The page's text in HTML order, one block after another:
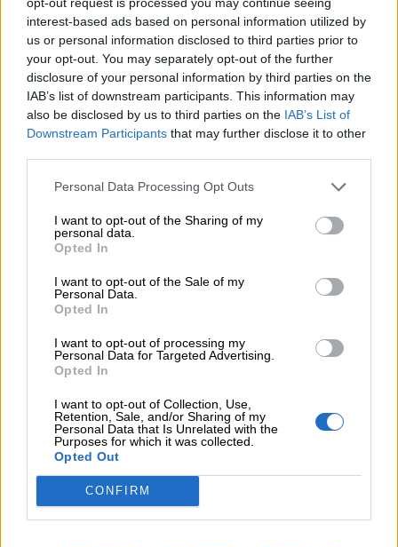
interest-based ads based on personal information utilized by
us or personal information disclosed to third parties prior to
your opt-out. You may separately opt-out of the further
disclosure of your personal information by third parties on the
IAB’s list of downstream participants. This information may
also be disclosed by us to third parties on the IAB’s List of
Downstream Participants that may further disclose it to other
Personal Data Processing Opt Outs
I want to opt-out of the Sharing of my
personal data.
Opted In
I want to opt-out of the Sale of my
Personal Data.
Opted In
I want to opt-out of processing my
Personal Data for Targeted Advertising.
Opted In
I want to opt-out of Collection, Use,
Retention, Sale, and/or Sharing of my
Personal Data that Is Unrelated with the
Purposes for which it was collected.
Opted Out
CONFIRM
ασφαλιστής στους πελάτες του
05.08.2026 - 08:51
Το εκλογικό «καμπανάκι» της Goldman Sachs, η ισχυρή
πιστωτική επέκταση των ελληνικών τραπεζών, το «πάρτι»
στις αγορές, οι «κρυμμένες» αξίες της ΓΕΚ ΤΕΡΝΑ
Ψηφοφορία